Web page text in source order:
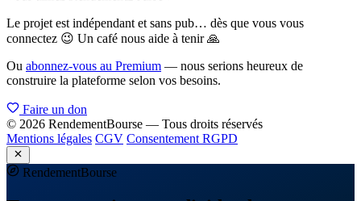
Le projet est indépendant et sans pub… dès que vous vous
connectez 😉 Un café nous aide à tenir 🙏
Ou abonnez-vous au Premium — nous serions heureux de
construire la plateforme selon vos besoins.
Faire un don
© 2026 RendementBourse — Tous droits réservés
Mentions légales CGV Consentement RGPD
RendementBourse